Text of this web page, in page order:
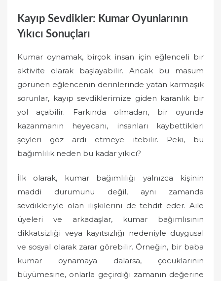
Kayıp Sevdikler: Kumar Oyunlarının
Yıkıcı Sonuçları
Kumar oynamak, birçok insan için eğlenceli bir
aktivite olarak başlayabilir. Ancak bu masum
görünen eğlencenin derinlerinde yatan karmaşık
sorunlar, kayıp sevdiklerimize giden karanlık bir
yol açabilir. Farkında olmadan, bir oyunda
kazanmanın heyecanı, insanları kaybettikleri
şeyleri göz ardı etmeye itebilir. Peki, bu
bağımlılık neden bu kadar yıkıcı?
İlk olarak, kumar bağımlılığı yalnızca kişinin
maddi durumunu değil, aynı zamanda
sevdikleriyle olan ilişkilerini de tehdit eder. Aile
üyeleri ve arkadaşlar, kumar bağımlısının
dikkatsizliği veya kayıtsızlığı nedeniyle duygusal
ve sosyal olarak zarar görebilir. Örneğin, bir baba
kumar oynamaya dalarsa, çocuklarının
büyümesine, onlarla geçirdiği zamanın değerine